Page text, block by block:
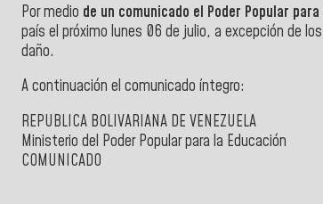
Por medio de un comunicado el Poder Popular
país el próximo lunes 06 de julio, a excepción de
daño.
A continuación el comunicado íntegro:
REPUBLICA BOLIVARIANA DE VENEZUELA
Ministerio del Poder Popular para la Educación
COMUNICADO